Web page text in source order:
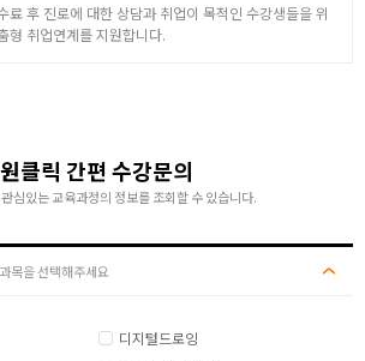
료 후 진로에 대한 상담과 취업이 목적인 수강생들을 위
형 취업연계를 지원합니다.
원클릭 간편 수강문의
심있는 교육과정의 정보를 조회할 수 있습니다.
목을 선택해주세요
디지털드로잉